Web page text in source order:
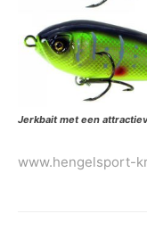
Jerkbait met een
www.hengelsport-